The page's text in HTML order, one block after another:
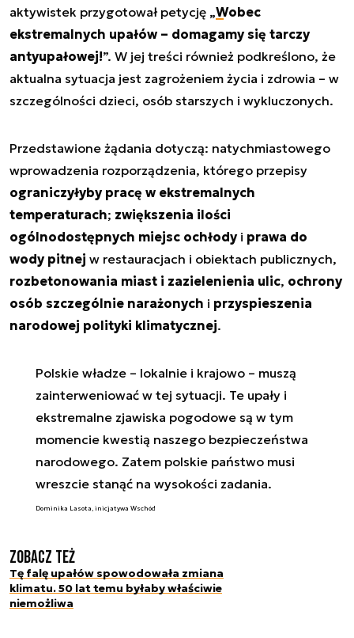
aktywistek przygotował petycję „Wobec
ekstremalnych upałów – domagamy się tarczy
antyupałowej!”. W jej treści również podkreślono, że
aktualna sytuacja jest zagrożeniem życia i zdrowia – w
szczególności dzieci, osób starszych i wykluczonych.
Przedstawione żądania dotyczą: natychmiastowego
wprowadzenia rozporządzenia, którego przepisy
ograniczyłyby pracę w ekstremalnych
temperaturach; zwiększenia ilości
ogólnodostępnych miejsc ochłodyi prawa do
wody pitnej w restauracjach i obiektach publicznych,
rozbetonowania miast i zazielenienia ulic, ochrony
osób szczególnie narażonych i przyspieszenia
narodowej polityki klimatycznej.
Polskie władze – lokalnie i krajowo – muszą
zainterweniować w tej sytuacji. Te upały i
ekstremalne zjawiska pogodowe są w tym
momencie kwestią naszego bezpieczeństwa
narodowego. Zatem polskie państwo musi
wreszcie stanąć na wysokości zadania.
Dominika Lasota, inicjatywa Wschód
Zobacz też
Tę falę upałów spowodowała zmiana
klimatu. 50 lat temu byłaby właściwie
niemożliwa